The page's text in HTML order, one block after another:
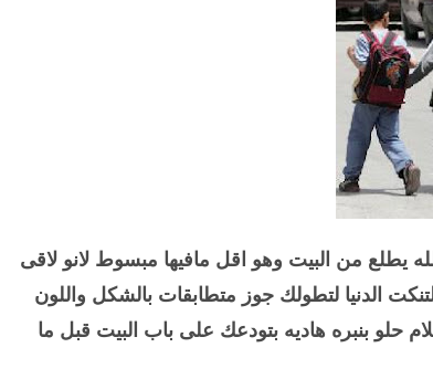
يطلع من البيت وهو اقل مافيها مبسوط لانو لاقى
الدنيا لتطولك جوز متطابقات بالشكل واللون
بنبره هاديه بتودعك على باب البيت قبل ما